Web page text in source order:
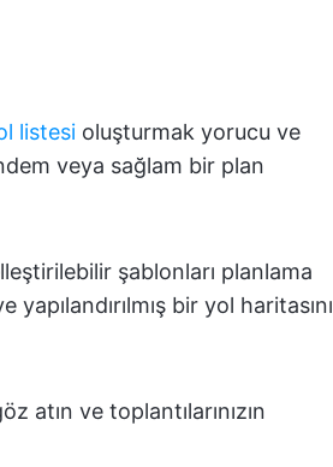
listesi oluşturmak yorucu ve
veya sağlam bir plan
şablonları planlama
bir yol haritasını
atın ve toplantılarınızın